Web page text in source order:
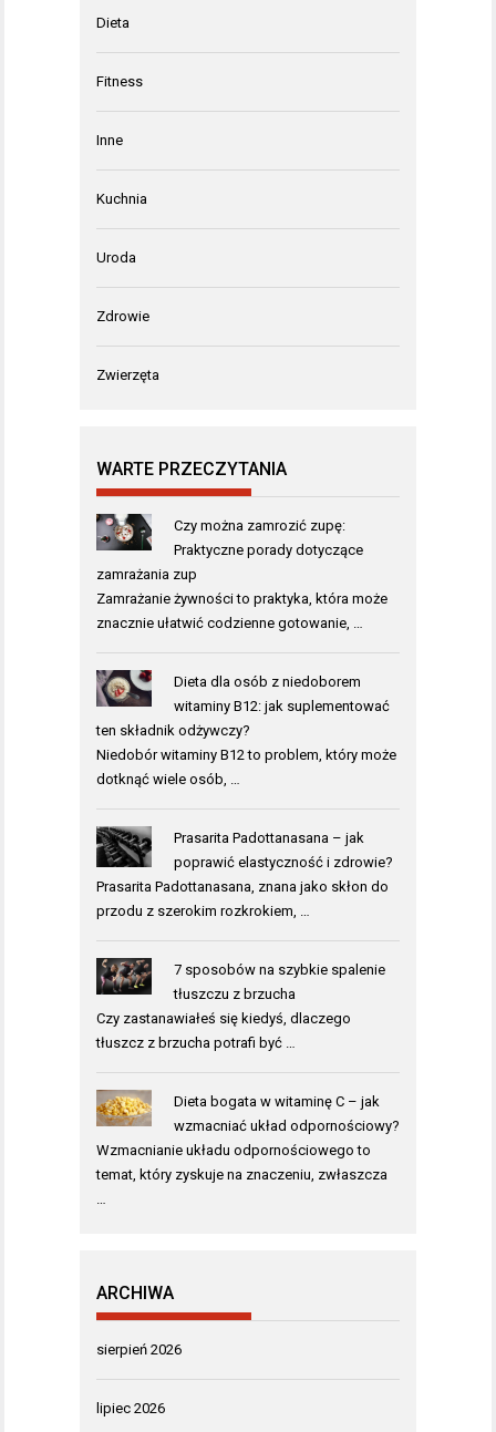
Dieta
Fitness
Inne
Kuchnia
Uroda
Zdrowie
Zwierzęta
WARTE PRZECZYTANIA
Czy można zamrozić zupę:
Praktyczne porady dotyczące
zamrażania zup
Zamrażanie żywności to praktyka, która może
znacznie ułatwić codzienne gotowanie, …
Dieta dla osób z niedoborem
witaminy B12: jak suplementować
ten składnik odżywczy?
Niedobór witaminy B12 to problem, który może
dotknąć wiele osób, …
Prasarita Padottanasana – jak
poprawić elastyczność i zdrowie?
Prasarita Padottanasana, znana jako skłon do
przodu z szerokim rozkrokiem, …
7 sposobów na szybkie spalenie
tłuszczu z brzucha
Czy zastanawiałeś się kiedyś, dlaczego
tłuszcz z brzucha potrafi być …
Dieta bogata w witaminę C – jak
wzmacniać układ odpornościowy?
Wzmacnianie układu odpornościowego to
temat, który zyskuje na znaczeniu, zwłaszcza
…
ARCHIWA
sierpień 2026
lipiec 2026